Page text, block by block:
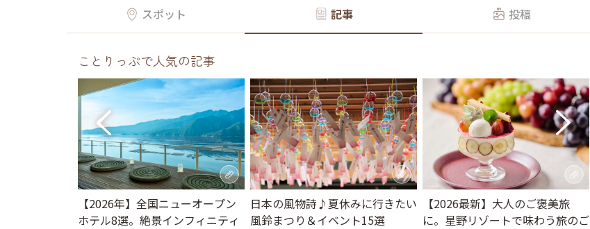
スポット 記事 投稿
ことりっぷで人気の記事
【2026年】全国ニューオープン
ホテル8選。絶景インフィニティ
日本の風物詩♪夏休みに行きたい
風鈴まつり＆イベント15選
【2026最新】大人のご褒美旅
に。星野リゾートで味わう旅のご